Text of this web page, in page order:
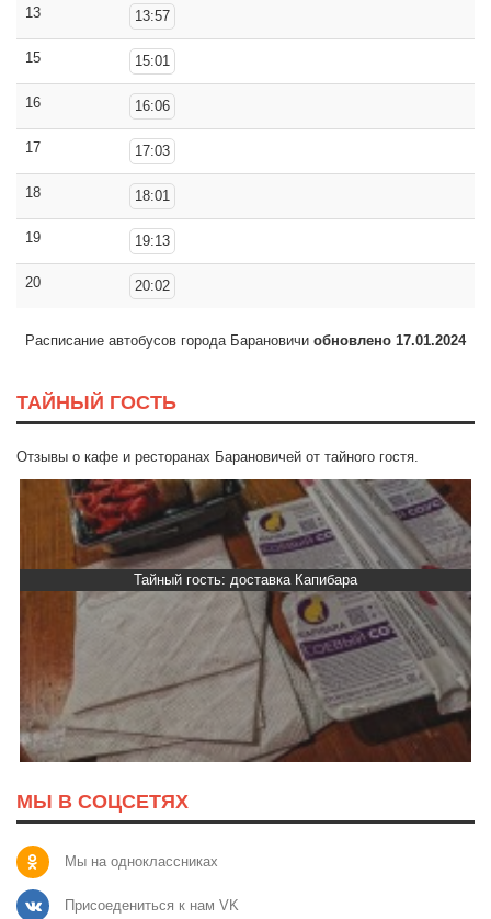
13 13:57
15 15:01
16 16:06
17 17:03
18 18:01
19 19:13
20 20:02
Расписание автобусов города Барановичи обновлено 17.01.2024
ТАЙНЫЙ ГОСТЬ
Отзывы о кафе и ресторанах Барановичей от тайного гостя.
Тайный гость: доставка Капибара
МЫ В СОЦСЕТЯХ
Мы на одноклассниках
Присоедениться к нам VK